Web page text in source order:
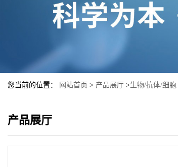
您当前的位置： 网站首页 > 产品展厅 >生物/抗体/细胞
产品展厅